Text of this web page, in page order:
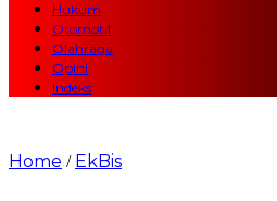
Hukum
Otomotif
Olahraga
Opini
Indeks
Home / EkBis